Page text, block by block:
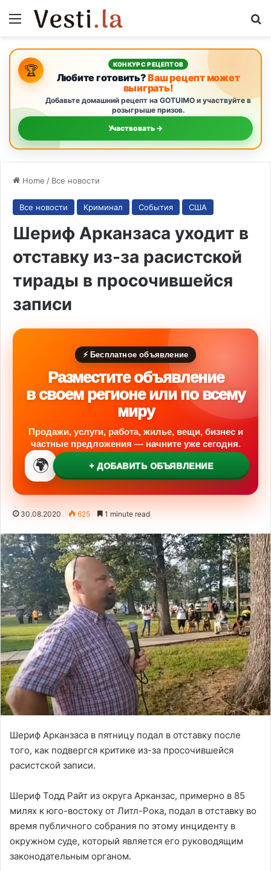
Menu
🏆 КОНКУРС РЕЦЕПТОВ
Любите готовить?Ваш рецепт может
выиграть!
Добавьте домашний рецепт на GOTUIMO и участвуйте в
розыгрыше призов.
Участвовать →
Home / Все новости
Все новости Криминал События США
Шериф Арканзаса уходит в
отставку из-за расистской
тирады в просочившейся
записи
⚡ Бесплатное объявление
Разместите объявление
в своем регионе или по всему
миру
Продажи, услуги, работа, жилье, вещи, бизнес и
частные предложения — начните уже сегодня.
🌍 + ДОБАВИТЬ ОБЪЯВЛЕНИЕ
30.08.2020 625 1 minute read
Шериф Арканзаса в пятницу подал в отставку после
того, как подвергся критике из-за просочившейся
расистской записи.
Шериф Тодд Райт из округа Арканзас, примерно в 85
милях к юго-востоку от Литл-Рока, подал в отставку во
время публичного собрания по этому инциденту в
окружном суде, который является его руководящим
законодательным органом.